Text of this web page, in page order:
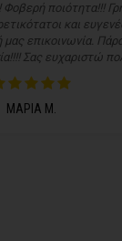
Φοβερή ποιότητα!!!
και
επικοινωνία.
Σας ευχαριστώ
ΜΑΡΙΑ Μ.